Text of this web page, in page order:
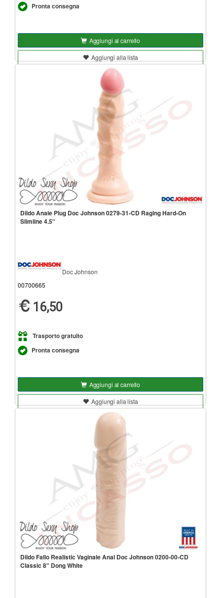
Pronta consegna
Aggiungi al carrello
Aggiungi alla lista
Dildo Anale Plug Doc Johnson 0279-31-CD Raging Hard-On
Slimline 4.5''
Doc Johnson
00700665
16,50
Trasporto gratuito
Pronta consegna
Aggiungi al carrello
Aggiungi alla lista
Dildo Fallo Realistic Vaginale Anal Doc Johnson 0200-00-CD
Classic 8" Dong White